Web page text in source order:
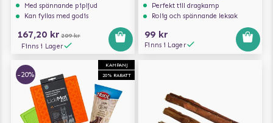
Med spännande pipljud
Kan fyllas med godis
167,20 kr 209 kr
Finns i Lager
Perfekt till dragkamp
Rolig och spännande leksak
99 kr
Finns i Lager
KAMPANJ
20% RABATT
-20%